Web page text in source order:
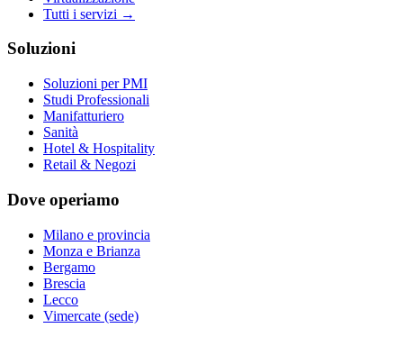
Tutti i servizi →
Soluzioni
Soluzioni per PMI
Studi Professionali
Manifatturiero
Sanità
Hotel & Hospitality
Retail & Negozi
Dove operiamo
Milano e provincia
Monza e Brianza
Bergamo
Brescia
Lecco
Vimercate (sede)